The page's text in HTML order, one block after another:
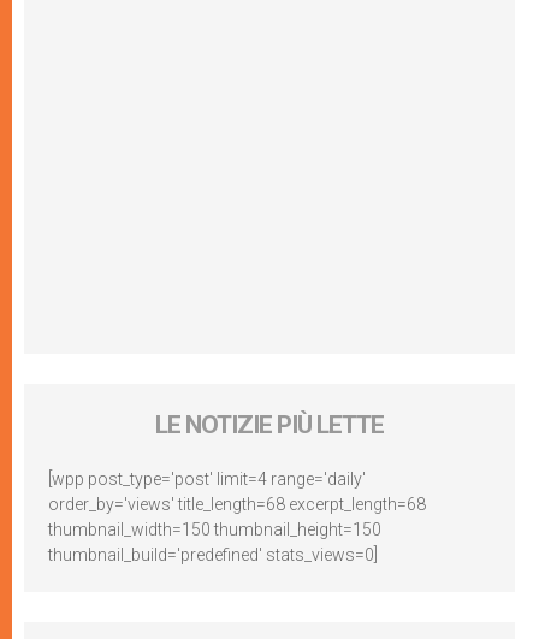
LE NOTIZIE PIÙ LETTE
[wpp post_type='post' limit=4 range='daily'
order_by='views' title_length=68 excerpt_length=68
thumbnail_width=150 thumbnail_height=150
thumbnail_build='predefined' stats_views=0]